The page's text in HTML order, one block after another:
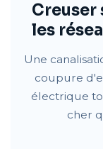
Creuser
les
Une
coupure
électrique
cher